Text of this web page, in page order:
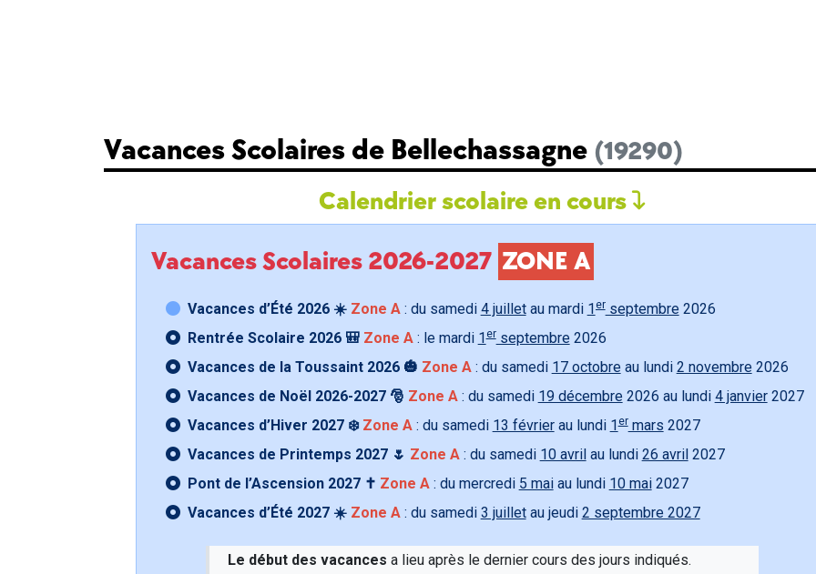
Vacances Scolaires de Bellechassagne (19290)
Calendrier scolaire en cours
Vacances Scolaires 2026-2027 ZONE A
Vacances d’Été 2026 ☀️ Zone A: du samedi 4 juilletau mardi 1 erseptembre 2026
Rentrée Scolaire 2026 🎒 Zone A: le mardi 1erseptembre 2026
Vacances de la Toussaint 2026 🎃 Zone A: du samedi 17 octobre au lundi 2 novembre 2026
Vacances de Noël 2026-2027 🎅 Zone A: du samedi 19 décembre 2026 au lundi 4 janvier2027
Vacances d’Hiver 2027 ❄️ Zone A: du samedi 13 févrierau lundi 1ermars 2027
Vacances de Printemps 2027 🌷 Zone A: du samedi 10 avril au lundi 26 avril 2027
Pont de l’Ascension 2027 ✝️ Zone A: du mercredi 5 maiau lundi 10 mai2027
Vacances d’Été 2027 ☀️ Zone A: du samedi 3 juilletau jeudi 2 septembre 2027
Le début des vacances a lieu après le dernier cours des jours indiqués.